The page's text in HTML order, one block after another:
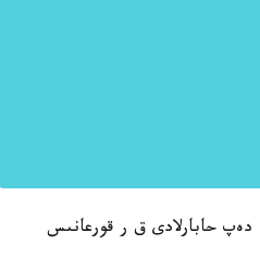
دەپ حابارلادى ق ر قورعانىس